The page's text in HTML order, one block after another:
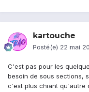
kartouche
Posté(e) 22 mai
C'est pas pour les
besoin de sous sections,
c'est plus chiant qu'autre